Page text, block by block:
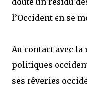
doute un résidu
l’Occident en se
Au contact avec la
politiques
ses rêveries